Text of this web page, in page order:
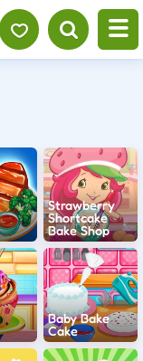
Strawberry
Shortcake
Bake Shop
Baby Bake
Cake